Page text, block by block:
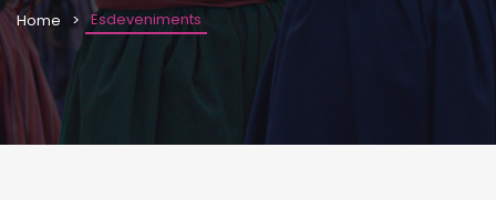
Home Esdeveniments